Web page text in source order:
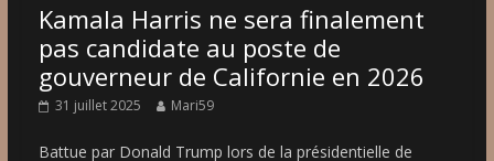
Kamala Harris ne sera finalement
pas candidate au poste de
gouverneur de Californie en 2026
31 juillet 2025 Mari59
Battue par Donald Trump lors de la présidentielle de